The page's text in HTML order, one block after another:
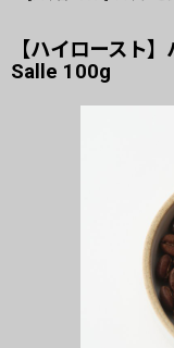
【ハイロースト
Salle 100g